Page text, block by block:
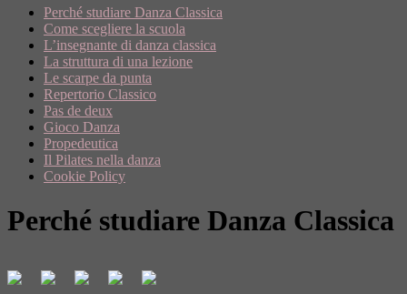
Perché studiare Danza Classica
Come scegliere la scuola
L’insegnante di danza classica
La struttura di una lezione
Le scarpe da punta
Repertorio Classico
Pas de deux
Gioco Danza
Propedeutica
Il Pilates nella danza
Cookie Policy
Perché studiare Danza Classica